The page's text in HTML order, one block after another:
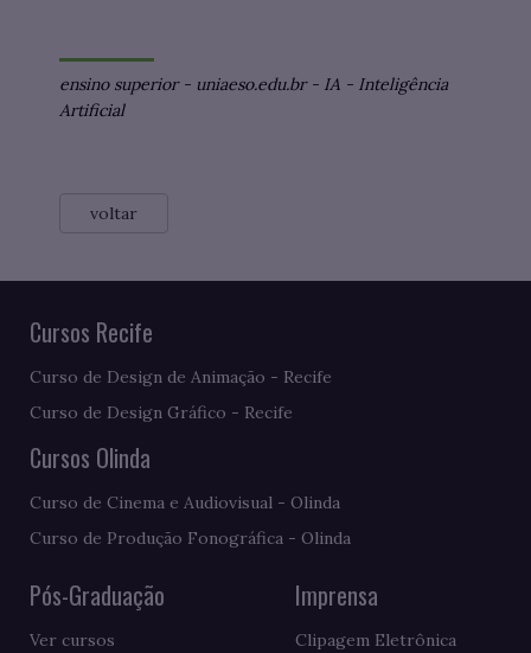
ensino superior- uniaeso.edu.br- IA - Inteligência
Artificial
voltar
Cursos Recife
Curso de Design de Animação - Recife
Curso de Design Gráfico - Recife
Cursos Olinda
Curso de Cinema e Audiovisual - Olinda
Curso de Produção Fonográfica - Olinda
Pós-Graduação
Ver cursos
Imprensa
Clipagem Eletrônica